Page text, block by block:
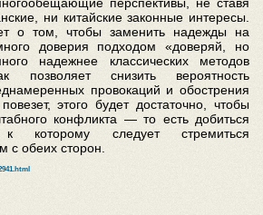
ни китайские законные интересы.
о том, чтобы заменить надежды на
доверия подходом «доверяй, но
надежнее классических методов
позволяет снизить вероятность
провокаций и обострения
этого будет достаточно, чтобы
конфликта — то есть добиться
к которому следует стремиться
с обеих сторон.